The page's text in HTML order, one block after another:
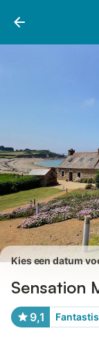
Afbeeldingen
Kies een datum
Sensation
9,1